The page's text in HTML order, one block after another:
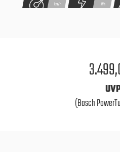
(Bosch